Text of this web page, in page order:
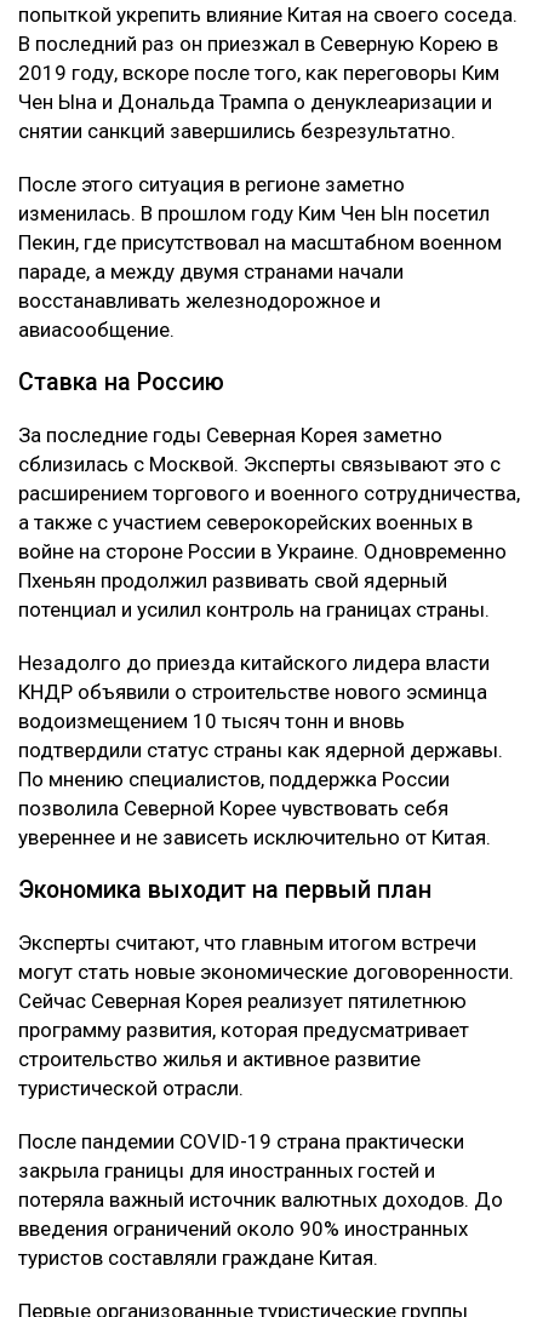
попыткой укрепить влияние Китая на своего соседа.
В последний раз он приезжал в Северную Корею в
2019 году, вскоре после того, как переговоры Ким
Чен Ына и Дональда Трампа о денуклеаризации и
снятии санкций завершились безрезультатно.
После этого ситуация в регионе заметно
изменилась. В прошлом году Ким Чен Ын посетил
Пекин, где присутствовал на масштабном военном
параде, а между двумя странами начали
восстанавливать железнодорожное и
авиасообщение.
Ставка на Россию
За последние годы Северная Корея заметно
сблизилась с Москвой. Эксперты связывают это с
расширением торгового и военного сотрудничества,
а также с участием северокорейских военных в
войне на стороне России в Украине. Одновременно
Пхеньян продолжил развивать свой ядерный
потенциал и усилил контроль на границах страны.
Незадолго до приезда китайского лидера власти
КНДР объявили о строительстве нового эсминца
водоизмещением 10 тысяч тонн и вновь
подтвердили статус страны как ядерной державы.
По мнению специалистов, поддержка России
позволила Северной Корее чувствовать себя
увереннее и не зависеть исключительно от Китая.
Экономика выходит на первый план
Эксперты считают, что главным итогом встречи
могут стать новые экономические договоренности.
Сейчас Северная Корея реализует пятилетнюю
программу развития, которая предусматривает
строительство жилья и активное развитие
туристической отрасли.
После пандемии COVID-19 страна практически
закрыла границы для иностранных гостей и
потеряла важный источник валютных доходов. До
введения ограничений около 90% иностранных
туристов составляли граждане Китая.
Первые организованные туристические группы